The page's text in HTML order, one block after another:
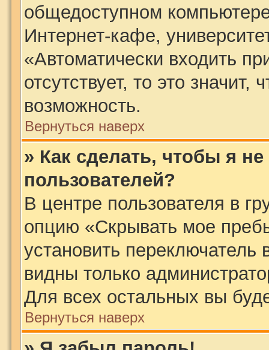
общедоступном
Интернет-кафе,
«Автоматически входить
отсутствует, то это
возможность.
Вернуться наверх
» Как сделать, чтобы я
пользователей?
В центре пользователя в
опцию «Скрывать мое
установить
видны только
Для всех остальных вы
Вернуться наверх